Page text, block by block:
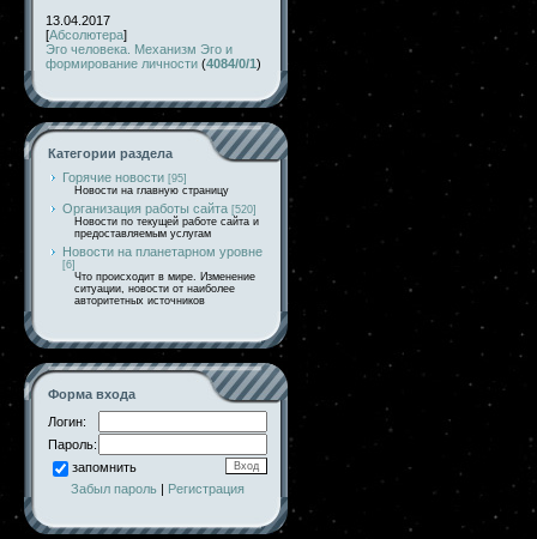
13.04.2017
[Абсолютера]
Эго человека. Механизм Эго и
формирование личности (4084/0/1)
Категории раздела
Горячие новости [95]
Новости на главную страницу
Организация работы сайта [520]
Новости по текущей работе сайта и
предоставляемым услугам
Новости на планетарном уровне
[6]
Что происходит в мире. Изменение
ситуации, новости от наиболее
авторитетных источников
Форма входа
Логин:
Пароль:
запомнить
Забыл пароль | Регистрация